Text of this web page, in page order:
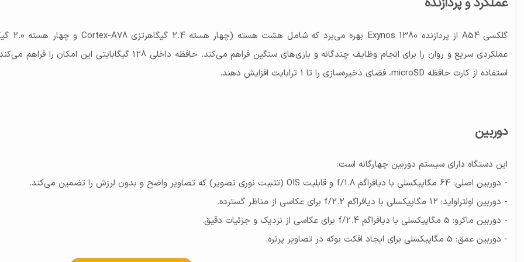
عملکردی سریع و روان را برای انجام وظایف چندگانه و بازی‌های سنگین
استفاده از کارت حافظه microSD، فضای ذخیره‌سازی را تا 1 ترابایت افزایش دهند.
دوربین
این دستگاه دارای سیستم دوربین چهارگانه است:
- دوربین اصلی: 64 مگاپیکسلی با دیافراگم f/1.8 و قابلیت OIS (تثبیت نوری تصویر) که تصاویر واضح و بدون لرزش را تضمین می‌کند.
- دوربین اولتراواید: 12 مگاپیکسلی با دیافراگم f/2.2 برای عکاسی از مناظر گسترده.
- دوربین ماکرو: 5 مگاپیکسلی با دیافراگم f/2.4 برای عکاسی از نزدیک و جزئیات دقیق.
- دوربین عمق: 5 مگاپیکسلی برای ایجاد افکت بوکه در تصاویر پرتره.